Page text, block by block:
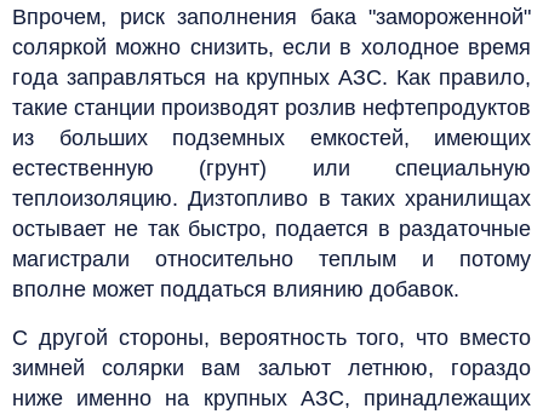
Впрочем, риск заполнения бака "замороженной"
соляркой можно снизить, если в холодное время
года заправляться на крупных АЗС. Как правило,
такие станции производят розлив нефтепродуктов
из больших подземных емкостей, имеющих
естественную (грунт) или специальную
теплоизоляцию. Дизтопливо в таких хранилищах
остывает не так быстро, подается в раздаточные
магистрали относительно теплым и потому
вполне может поддаться влиянию добавок.
С другой стороны, вероятность того, что вместо
зимней солярки вам зальют летнюю, гораздо
ниже именно на крупных АЗС, принадлежащих